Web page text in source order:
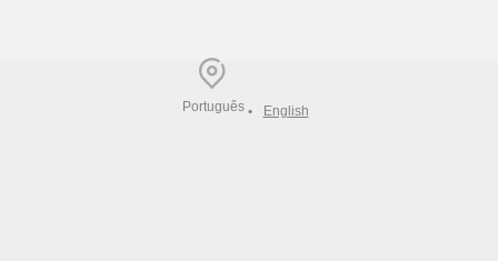
Português
_SELECTED_
• English